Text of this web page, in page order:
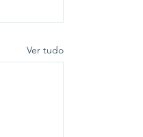
Ver tudo